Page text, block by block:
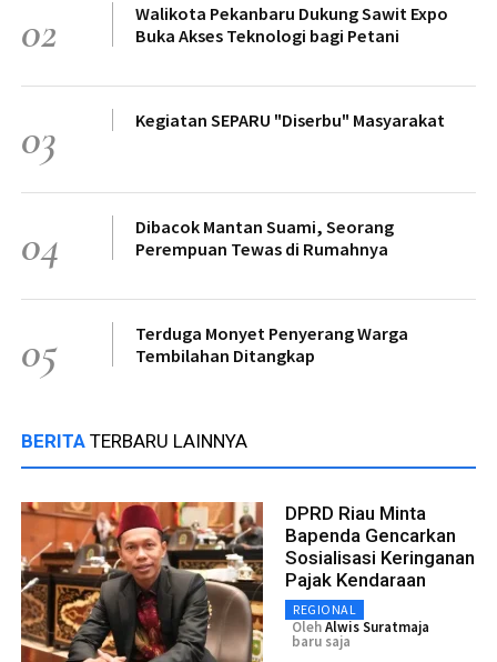
02
Walikota Pekanbaru Dukung Sawit Expo
Buka Akses Teknologi bagi Petani
03 Kegiatan SEPARU "Diserbu" Masyarakat
04
Dibacok Mantan Suami, Seorang
Perempuan Tewas di Rumahnya
05
Terduga Monyet Penyerang Warga
Tembilahan Ditangkap
BERITA TERBARU LAINNYA
DPRD Riau Minta
Bapenda Gencarkan
Sosialisasi Keringanan
Pajak Kendaraan
REGIONAL
OlehAlwis Suratmaja
baru saja